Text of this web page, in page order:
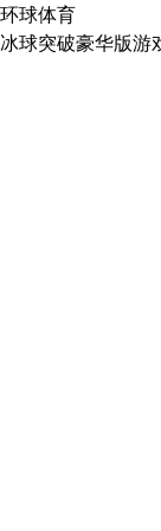
环球体育
冰球突破豪华版游